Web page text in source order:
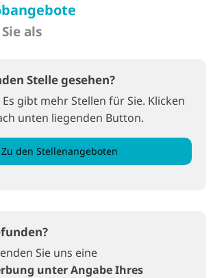
als
Stelle gesehen?
gibt mehr Stellen für Sie. Klicken
unten liegenden Button.
Zu den Stellenangeboten
Sie uns eine
unter Angabe Ihres